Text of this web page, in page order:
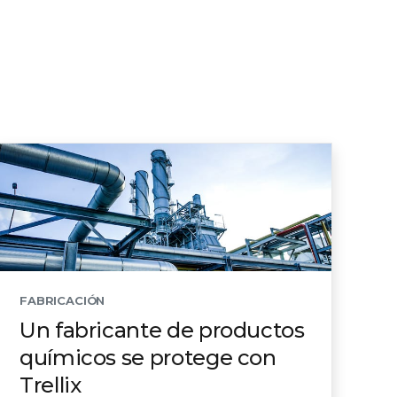
FABRICACIÓN
Un fabricante de productos
químicos se protege con
Trellix